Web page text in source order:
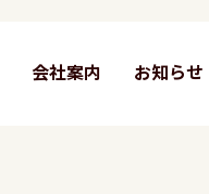
会社案内 お知らせ